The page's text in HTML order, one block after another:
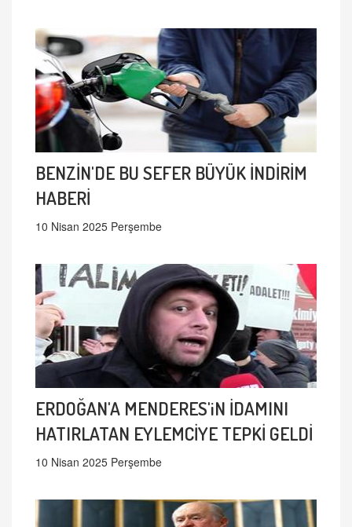
BENZİN'DE BU SEFER BÜYÜK İNDİRİM
HABERİ
10 Nisan 2025 Perşembe
ERDOĞAN'A MENDERES'iN İDAMINI
HATIRLATAN EYLEMCİYE TEPKİ GELDİ
10 Nisan 2025 Perşembe